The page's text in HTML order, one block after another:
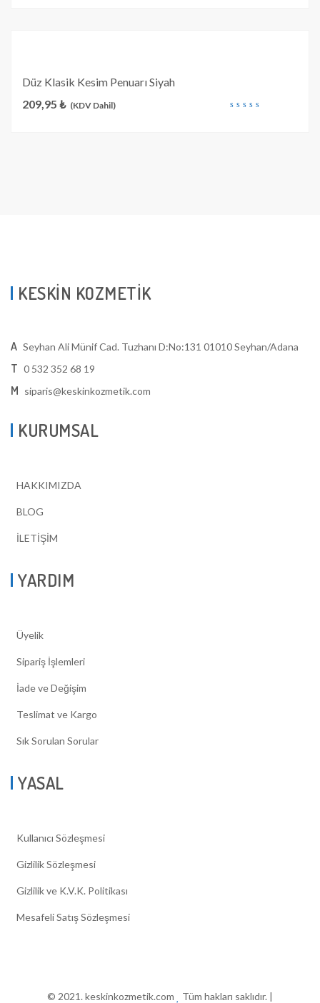
Düz Klasik Kesim Penuarı Siyah
209,95 ₺ (KDV Dahil)
KESKİN KOZMETİK
A Seyhan Ali Münif Cad. Tuzhanı D:No:131 01010 Seyhan/Adana
T 0 532 352 68 19
M siparis@keskinkozmetik.com
KURUMSAL
HAKKIMIZDA
BLOG
İLETİŞİM
YARDIM
Üyelik
Sipariş İşlemleri
İade ve Değişim
Teslimat ve Kargo
Sık Sorulan Sorular
YASAL
Kullanıcı Sözleşmesi
Gizlilik Sözleşmesi
Gizlilik ve K.V.K. Politikası
Mesafeli Satış Sözleşmesi
© 2021. keskinkozmetik.com Tüm hakları saklıdır. |